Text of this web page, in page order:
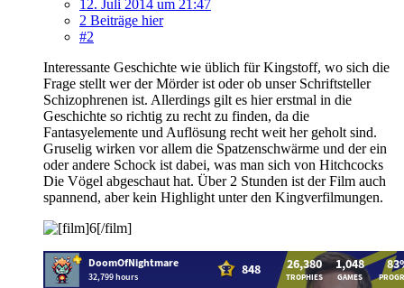
12. Juli 2014 um 21:47
2 Beiträge hier
#2
Interessante Geschichte wie üblich für Kingstoff, wo sich die
Frage stellt wer der Mörder ist oder ob unser Schriftsteller
Schizophrenen ist. Allerdings gilt es hier erstmal in die
Geschichte so richtig zu recht zu finden, da die
Fantasyelemente und Auflösung recht weit her geholt sind.
Gruselig wirken vor allem die Spatzenschwärme und der ein
oder andere Schock ist dabei, was man sich von Hitchcocks
Die Vögel abgeschaut hat. Über 2 Stunden ist der Film auch
spannend, aber kein Highlight unter den Kingverfilmungen.